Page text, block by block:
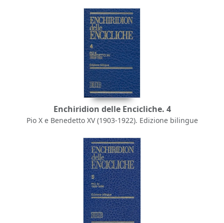
Enchiridion delle Encicliche. 4
Pio X e Benedetto XV (1903-1922). Edizione bilingue